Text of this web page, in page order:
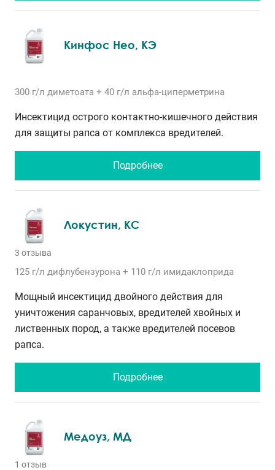
Кинфос Нео, КЭ
300 г/л диметоата + 40 г/л альфа-циперметрина
Инсектицид острого контактно-кишечного действия
для защиты рапса от комплекса вредителей.
Подробнее
Локустин, КС
3 отзыва
125 г/л дифлубензурона + 110 г/л имидаклоприда
Мощный инсектицид двойного действия для
уничтожения саранчовых, вредителей хвойных и
лиственных пород, а также вредителей посевов
рапса.
Подробнее
Медоуз, МД
1 отзыв